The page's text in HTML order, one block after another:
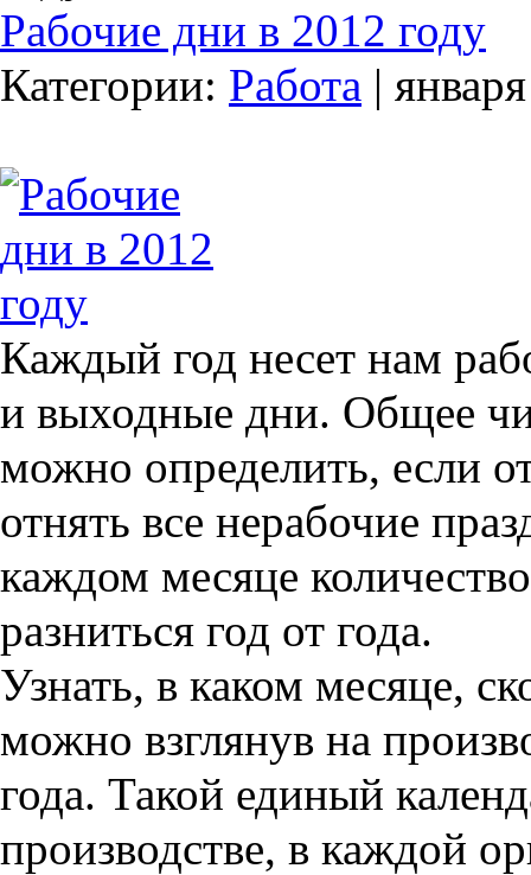
Рабочие дни в 2012 году
Категории: Работа |
Каждый год несет нам
и выходные дни. Общее
можно определить, если
отнять все нерабочие
каждом месяце
разниться год от года.
Узнать, в каком месяце,
можно взглянув на
года. Такой единый
производстве, в каждой